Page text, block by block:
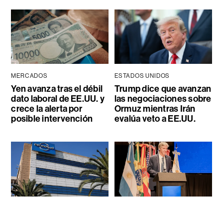
MERCADOS
Yen avanza tras el débil
dato laboral de EE.UU. y
crece la alerta por
posible intervención
ESTADOS UNIDOS
Trump dice que avanzan
las negociaciones sobre
Ormuz mientras Irán
evalúa veto a EE.UU.